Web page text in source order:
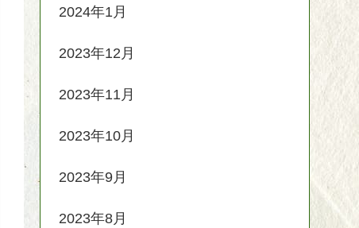
2024年1月
2023年12月
2023年11月
2023年10月
2023年9月
2023年8月